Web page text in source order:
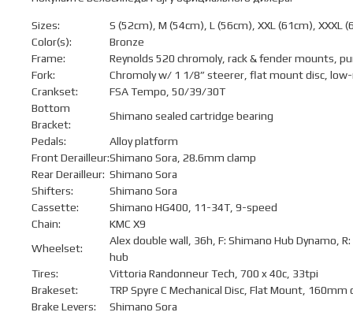
Sizes:
S (52cm), M (54cm), L (56cm), XXL (61cm), XXXL
Color(s):
Bronze
Frame:
Reynolds 520 chromoly, rack & fender mounts,
Fork:
Chromoly w/ 1 1/8” steerer, flat mount disc,
Crankset:
FSA Tempo, 50/39/30T
Bottom
Bracket:
Shimano sealed cartridge bearing
Pedals:
Alloy platform
Front Derailleur:Shimano Sora, 28.6mm clamp
Rear Derailleur: Shimano Sora
Shifters:
Shimano Sora
Cassette:
Shimano HG400, 11-34T, 9-speed
Chain:
KMC X9
Wheelset:
Alex double wall, 36h, F: Shimano Hub Dynamo,
hub
Tires:
Vittoria Randonneur Tech, 700 x 40c, 33tpi
Brakeset:
TRP Spyre C Mechanical Disc, Flat Mount,
Brake Levers:
Shimano Sora